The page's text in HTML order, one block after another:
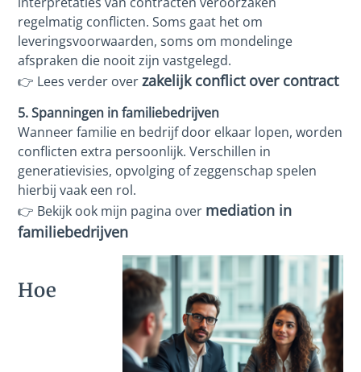
regelmatig conflicten. Soms gaat het om
leveringsvoorwaarden, soms om mondelinge
afspraken die nooit zijn vastgelegd.
👉 Lees verder overzakelijk conflict over contract
5. Spanningen in familiebedrijven
Wanneer familie en bedrijf door elkaar lopen, worden
conflicten extra persoonlijk. Verschillen in
generatievisies, opvolging of zeggenschap spelen
hierbij vaak een rol.
👉 Bekijk ook mijn pagina over mediation in
familiebedrijven
Hoe